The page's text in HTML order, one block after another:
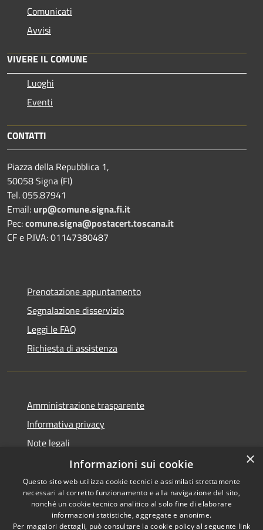
Comunicati
Avvisi
VIVERE IL COMUNE
Luoghi
Eventi
CONTATTI
Piazza della Repubblica 1,
50058 Signa (FI)
Tel. 055.87941
Email: urp@comune.signa.fi.it
Pec:comune.signa@postacert.toscana.it
CF e P.IVA: 01147380487
Prenotazione appuntamento
Segnalazione disservizio
Leggi le FAQ
Richiesta di assistenza
Amministrazione trasparente
Informativa privacy
Note legali
Dichiarazione di accessibilità
RSS
Copyright © 2026 • Comune di
×
Informazioni sui cookie
Questo sito web utilizza cookie tecnici e assimilati strettamente
necessari al corretto funzionamento e alla navigazione del sito,
nonché un cookie tecnico analitico al solo fine di elaborare
informazioni statistiche, aggregate e anonime.
Per maggiori dettagli, può consultare la cookie policy al seguente link